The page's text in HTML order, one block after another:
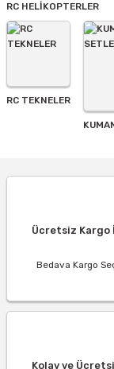
RC HELİKOPTERLER
RC TEKNELER
Ücretsiz Kargo
Bedava Kargo
Kolay ve